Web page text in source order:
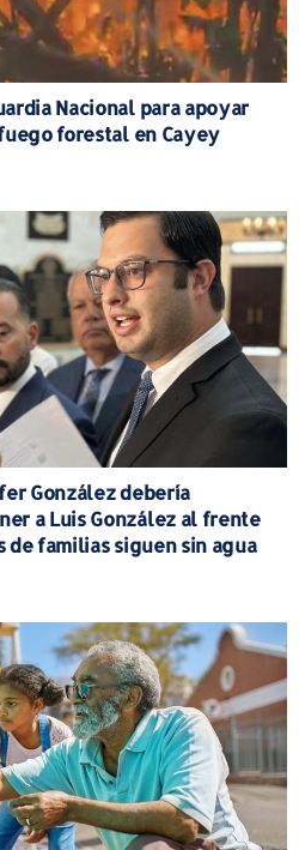
Nacional para apoyar
forestal en Cayey
González debería
a Luis González al frente
familias siguen sin agua